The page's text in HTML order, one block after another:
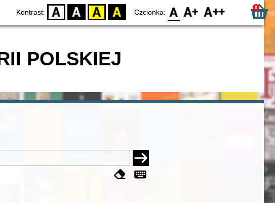
Kontrast: D BW YB BY Czcionka: F0 F1 F2 0
POLSKIEJ